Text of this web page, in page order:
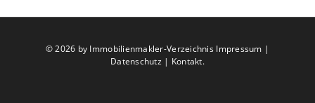
©2026 by Immobilienmakler-Verzeichnis Impressum |
Datenschutz| Kontakt.